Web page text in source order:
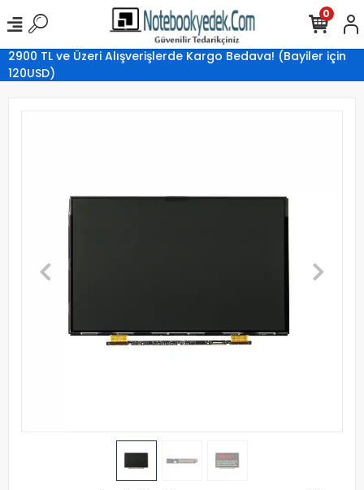
2900 TL ve Üzeri Alışverişlerde Kargo Bedava! (Bayiler için
120USD)
0